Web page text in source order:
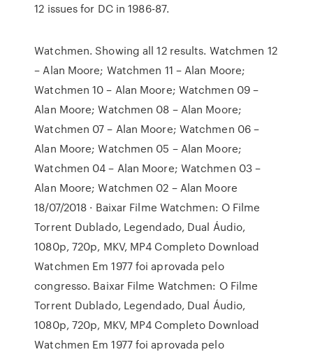
12 issues for DC in 1986-87.
Watchmen. Showing all 12 results. Watchmen 12
– Alan Moore; Watchmen 11 – Alan Moore;
Watchmen 10 – Alan Moore; Watchmen 09 –
Alan Moore; Watchmen 08 – Alan Moore;
Watchmen 07 – Alan Moore; Watchmen 06 –
Alan Moore; Watchmen 05 – Alan Moore;
Watchmen 04 – Alan Moore; Watchmen 03 –
Alan Moore; Watchmen 02 – Alan Moore
18/07/2018 · Baixar Filme Watchmen: O Filme
Torrent Dublado, Legendado, Dual Áudio,
1080p, 720p, MKV, MP4 Completo Download
Watchmen Em 1977 foi aprovada pelo
congresso. Baixar Filme Watchmen: O Filme
Torrent Dublado, Legendado, Dual Áudio,
1080p, 720p, MKV, MP4 Completo Download
Watchmen Em 1977 foi aprovada pelo